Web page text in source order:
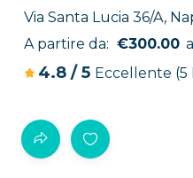
Via Santa Lucia 36/A,
A partire da: €300.00
4.8 /5 Eccellente (5